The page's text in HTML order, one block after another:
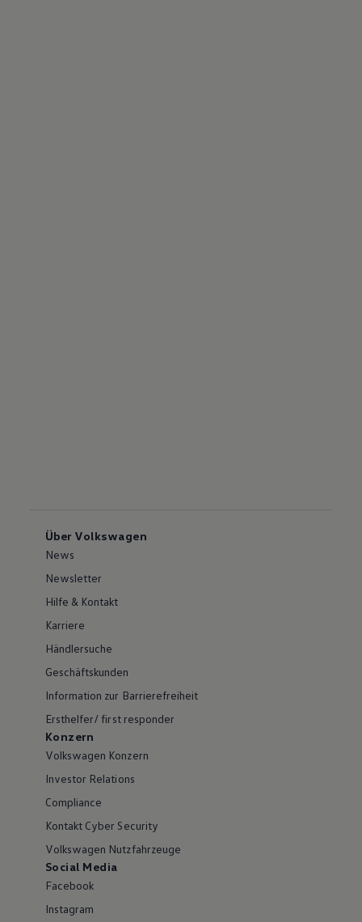
Über Volkswagen
News
Newsletter
Hilfe & Kontakt
Karriere
Händlersuche
Geschäftskunden
Information zur Barrierefreiheit
Ersthelfer/ first responder
Konzern
Volkswagen Konzern
Investor Relations
Compliance
Kontakt Cyber Security
Volkswagen Nutzfahrzeuge
Social Media
Facebook
Instagram